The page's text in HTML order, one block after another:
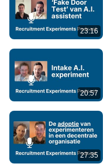
23:16
20:57
27:35